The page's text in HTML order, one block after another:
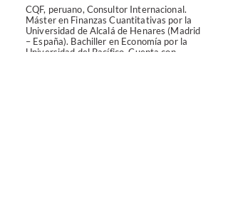
CQF, peruano, Consultor Internacional.
Máster en Finanzas Cuantitativas por la
Universidad de Alcalá de Henares (Madrid
– España). Bachiller en Economía por la
Universidad del Pacífico. Cuenta con